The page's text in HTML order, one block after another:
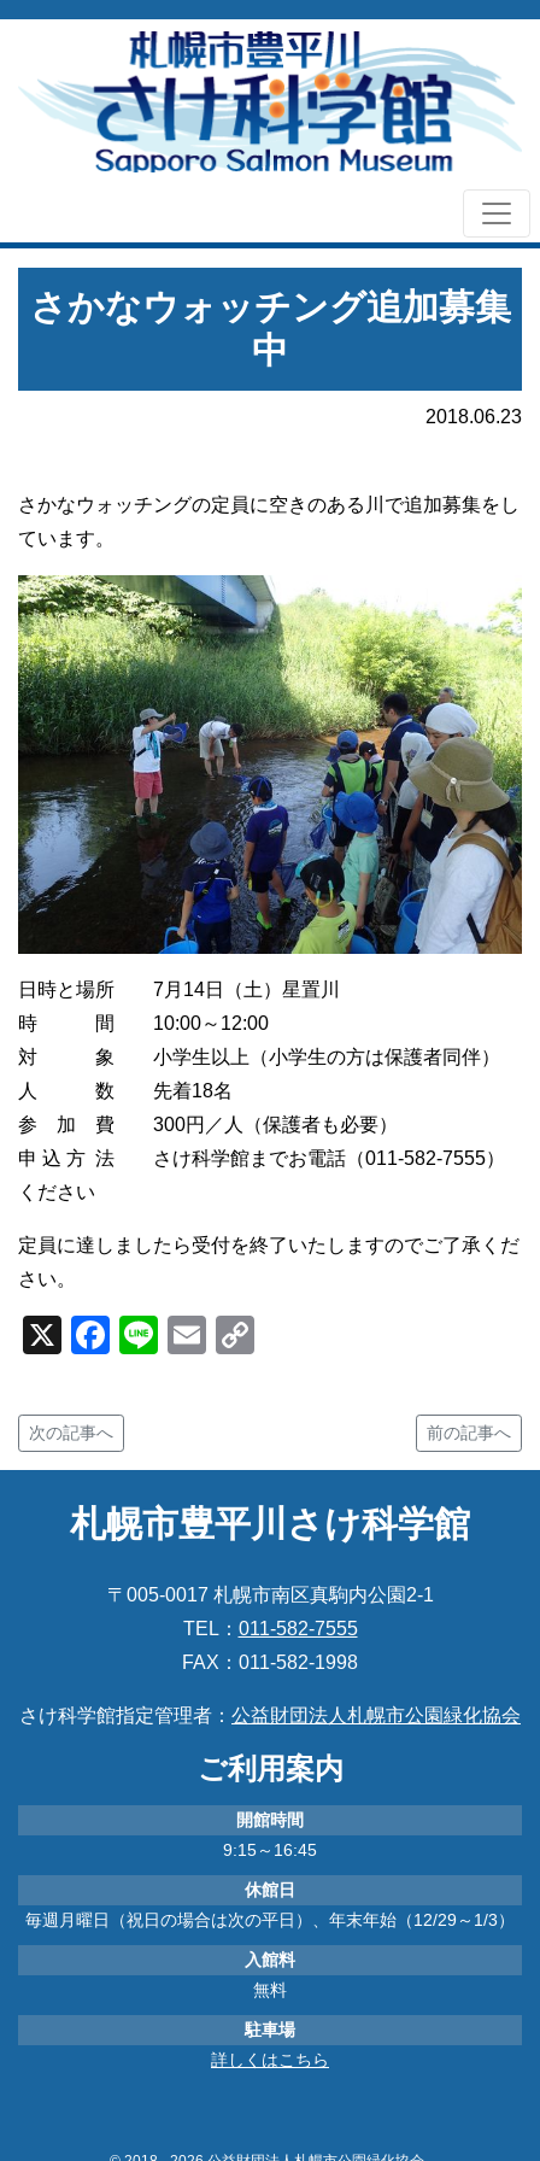
さかなウォッチング追加募集
中
2018.06.23
さかなウォッチングの定員に空きのある川で追加募集をし
ています。
日時と場所 7月14日（土）星置川
時 間 10:00～12:00
対 象 小学生以上（小学生の方は保護者同伴）
人 数 先着18名
参 加 費 300円／人（保護者も必要）
申 込 方 法 さけ科学館までお電話（011-582-7555）
ください
定員に達しましたら受付を終了いたしますのでご了承くだ
さい。
X Facebook
LineEmail
次の記事へ 前の記事へ
札幌市豊平川さけ科学館
〒005-0017 札幌市南区真駒内公園2-1
TEL： 011-582-7555
FAX：011-582-1998
さけ科学館指定管理者： 公益財団法人札幌市公園緑化協会
ご利用案内
開館時間
9:15～16:45
休館日
毎週月曜日（祝日の場合は次の平日）、年末年始（12/29～1/3）
入館料
無料
駐車場
詳しくはこちら